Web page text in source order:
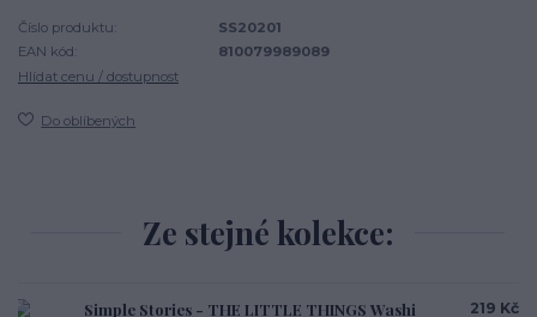
Číslo produktu:
SS20201
EAN kód:
810079989089
Hlídat cenu / dostupnost
Do oblíbených
Ze stejné kolekce:
Simple Stories - THE LITTLE THINGS Washi
219 Kč